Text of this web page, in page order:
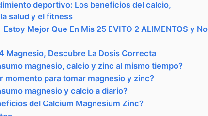
deportivo: Los beneficios del calcio,
salud y el fitness
Mejor Que En Mis 25 EVITO 2 ALIMENTOS y No
Magnesio, Descubre La Dosis Correcta
magnesio, calcio y zinc al mismo tiempo?
momento para tomar magnesio y zinc?
magnesio y calcio a diario?
del Calcium Magnesium Zinc?